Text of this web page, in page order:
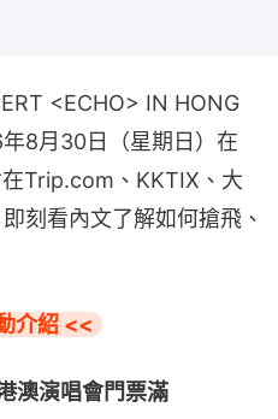
<ECHO> IN HONG
8月30日（星期日）在
Trip.com、KKTIX、大
刻看內文了解如何搶飛、
介紹 <<
澳演唱會門票滿